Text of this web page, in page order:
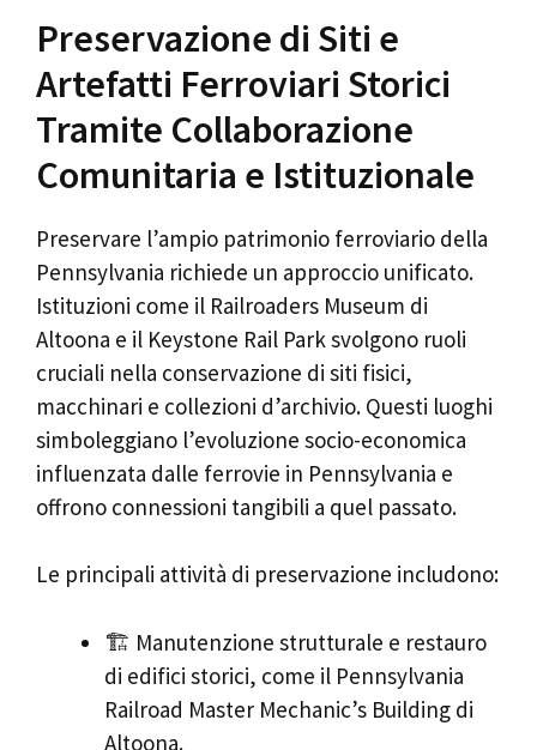
Preservazione di Siti e
Artefatti Ferroviari Storici
Tramite Collaborazione
Comunitaria e Istituzionale
Preservare l’ampio patrimonio ferroviario della
Pennsylvania richiede un approccio unificato.
Istituzioni come il Railroaders Museum di
Altoona e il Keystone Rail Park svolgono ruoli
cruciali nella conservazione di siti fisici,
macchinari e collezioni d’archivio. Questi luoghi
simboleggiano l’evoluzione socio-economica
influenzata dalle ferrovie in Pennsylvania e
offrono connessioni tangibili a quel passato.
Le principali attività di preservazione includono:
🏗️ Manutenzione strutturale e restauro
di edifici storici, come il Pennsylvania
Railroad Master Mechanic’s Building di
Altoona.